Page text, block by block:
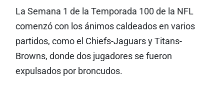
La Semana 1 de la Temporada 100 de la NFL
comenzó con los ánimos caldeados en varios
partidos, como el Chiefs-Jaguars y Titans-
Browns, donde dos jugadores se fueron
expulsados por broncudos.